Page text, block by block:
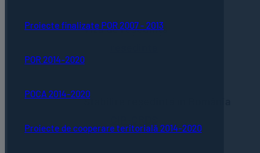
Proiecte finalizate POR 2007 - 2013
POR 2014-2020
POCA 2014-2020
Proiecte de cooperare teritorială 2014-2020
Viza de reședință
Stabilire reședință în România